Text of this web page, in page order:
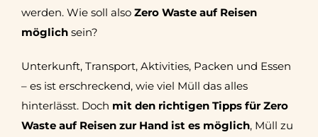
werden. Wie soll also Zero Waste auf Reisen
möglichsein?
Unterkunft, Transport, Aktivities, Packen und Essen
– es ist erschreckend, wie viel Müll das alles
hinterlässt. Doch mit den richtigen Tipps für Zero
Waste auf Reisen zur Hand ist es möglich, Müll zu